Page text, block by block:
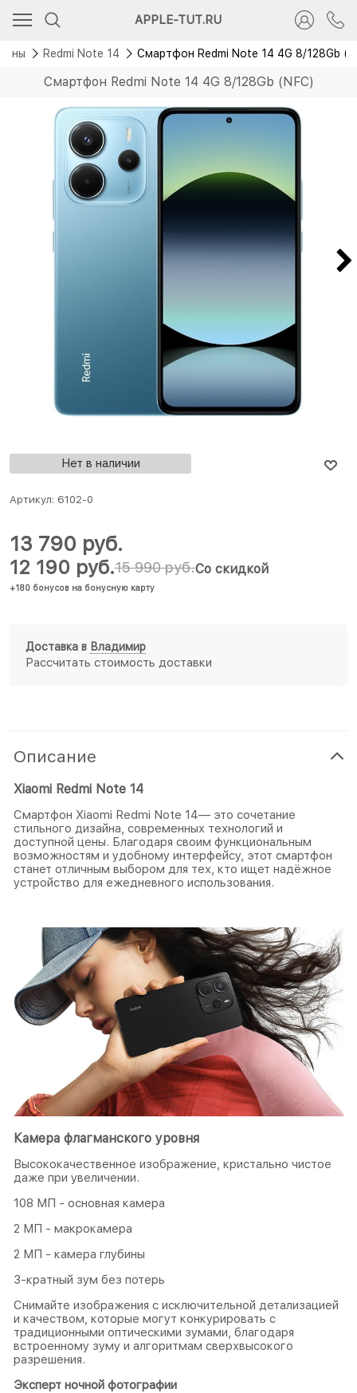
APPLE-TUT.RU
Redmi Note 14 Смартфон Redmi Note 14 4G 8/128Gb
Смартфон Redmi Note 14 4G 8/128Gb (NFC)
Скидка 3 800 руб.
Новинка
Нет в наличии
Артикул: 6102-0
15 990 руб.
12 190 руб.
+180 бонусов на бонусную карту
Со скидкой
13 790 руб.
Доставка в Владимир
Рассчитать стоимость доставки
Описание
Xiaomi Redmi Note 14
Смартфон Xiaomi Redmi Note 14— это сочетание
стильного дизайна, современных технологий и
доступной цены. Благодаря своим функциональным
возможностям и удобному интерфейсу, этот смартфон
станет отличным выбором для тех, кто ищет надёжное
устройство для ежедневного использования.
Камера флагманского уровня
Высококачественное изображение, кристально чистое
даже при увеличении.
108 МП - основная камера
2 МП - макрокамера
2 МП - камера глубины
3-кратный зум без потерь
Снимайте изображения с исключительной детализацией
и качеством, которые могут конкурировать с
традиционными оптическими зумами, благодаря
встроенному зуму и алгоритмам сверхвысокого
разрешения.
Эксперт ночной фотографии